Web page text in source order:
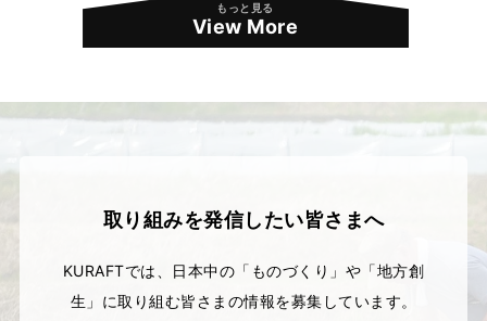
もっと見る
View More
取り組みを発信したい皆さまへ
KURAFTでは、日本中の「ものづくり」や 「地方創
生」に取り組む皆さまの情報を募集しています。